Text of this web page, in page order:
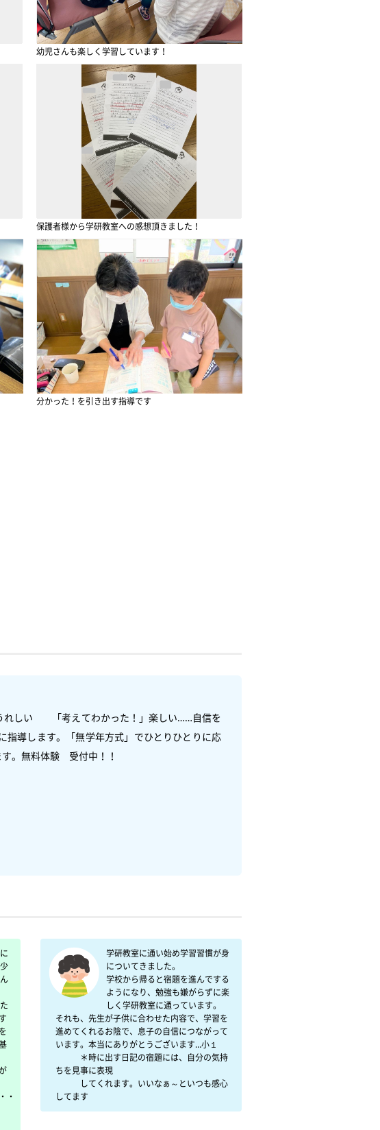
幼児さんも楽しく学習しています！
保護者様から学研教室への感想頂きました！
分かった！を引き出す指導です
れしい　　「考えてわかった！」楽しい……自信を
指導します。「無学年方式」でひとりひとりに応
。無料体験　受付中！！
学研教室に通い始め学習習慣が身
についてきました。
学校から帰ると宿題を進んでする
ようになり、勉強も嫌がらずに楽
しく学研教室に通っています。
それも、先生が子供に合わせた内容で、学習を
進めてくれるお陰で、息子の自信につながって
います。本当にありがとうございます…小１
＊時に出す日記の宿題には、自分の気持
ちを見事に表現
してくれます。いいなぁ～といつも感心